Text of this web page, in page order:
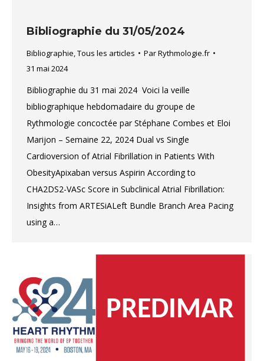
Bibliographie du 31/05/2024
Bibliographie,Tous les articles ParRythmologie.fr
31 mai 2024
Bibliographie du 31 mai 2024 Voici la veille
bibliographique hebdomadaire du groupe de
Rythmologie concoctée par Stéphane Combes et Eloi
Marijon – Semaine 22, 2024 Dual vs Single
Cardioversion of Atrial Fibrillation in Patients With
ObesityApixaban versus Aspirin According to
CHA2DS2-VASc Score in Subclinical Atrial Fibrillation:
Insights from ARTESiALeft Bundle Branch Area Pacing
using a…